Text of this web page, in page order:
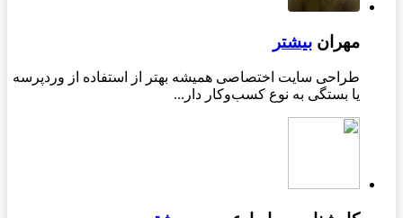
مهران بیشتر
طراحی سایت اختصاصی همیشه بهتر از استفاده از وردپرسه
یا بستگی به نوع کسب‌وکار دار...